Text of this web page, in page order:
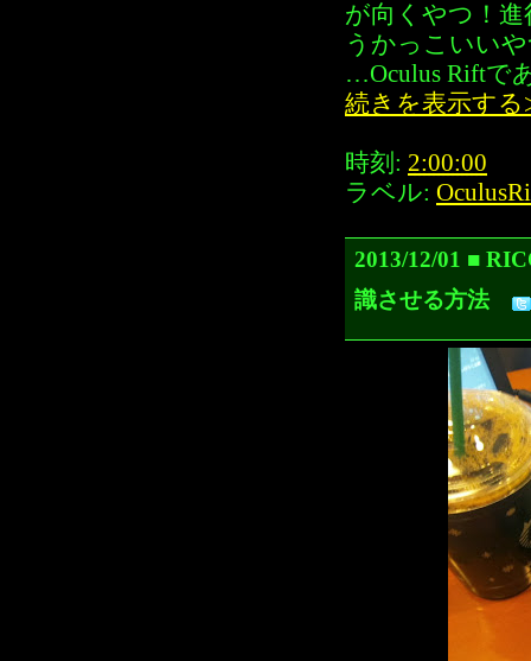
が向くやつ！
うかっこいい
…Oculus Riftで
続きを表示す
時刻: 2:00:00
ラベル:
2013/12/01 ■
識させる方法